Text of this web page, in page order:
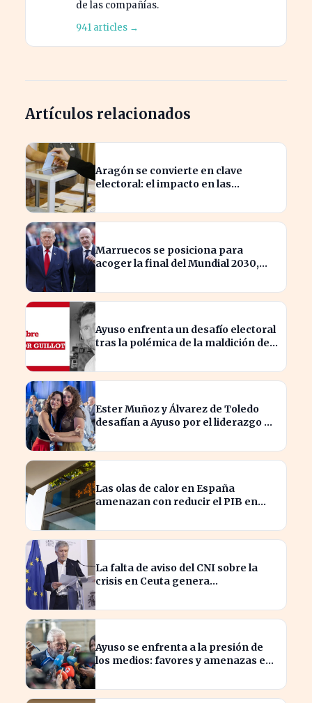
de las compañías.
941 articles →
Artículos relacionados
Aragón se convierte en clave
electoral: el impacto en las
Marruecos se posiciona para
acoger la final del Mundial 2030,
Ayuso enfrenta un desafío electoral
tras la polémica de la maldición de
Ester Muñoz y Álvarez de Toledo
desafían a Ayuso por el liderazgo de
Las olas de calor en España
amenazan con reducir el PIB en
La falta de aviso del CNI sobre la
crisis en Ceuta genera
Ayuso se enfrenta a la presión de
los medios: favores y amenazas en